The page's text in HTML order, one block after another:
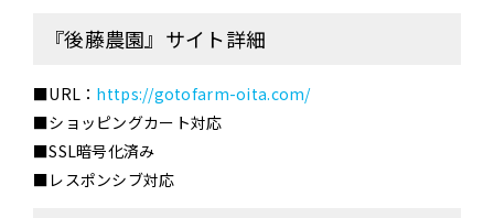
『後藤農園』サイト詳細
■URL： https://gotofarm-oita.com/
■ショッピングカート対応
■SSL暗号化済み
■レスポンシブ対応